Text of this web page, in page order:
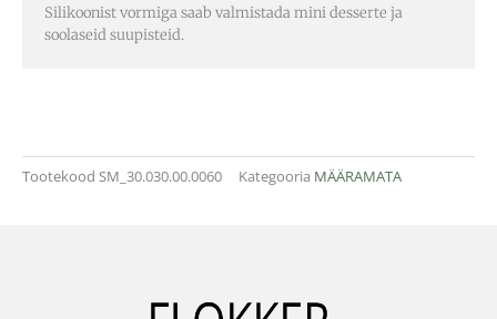
Silikoonist vormiga saab valmistada mini desserte ja
soolaseid suupisteid.
Tootekood SM_30.030.00.0060 Kategooria MÄÄRAMATA